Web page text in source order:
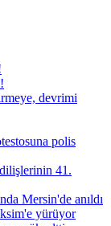
devrimi
polis
41.
Mersin'de anıldı
yürüyor